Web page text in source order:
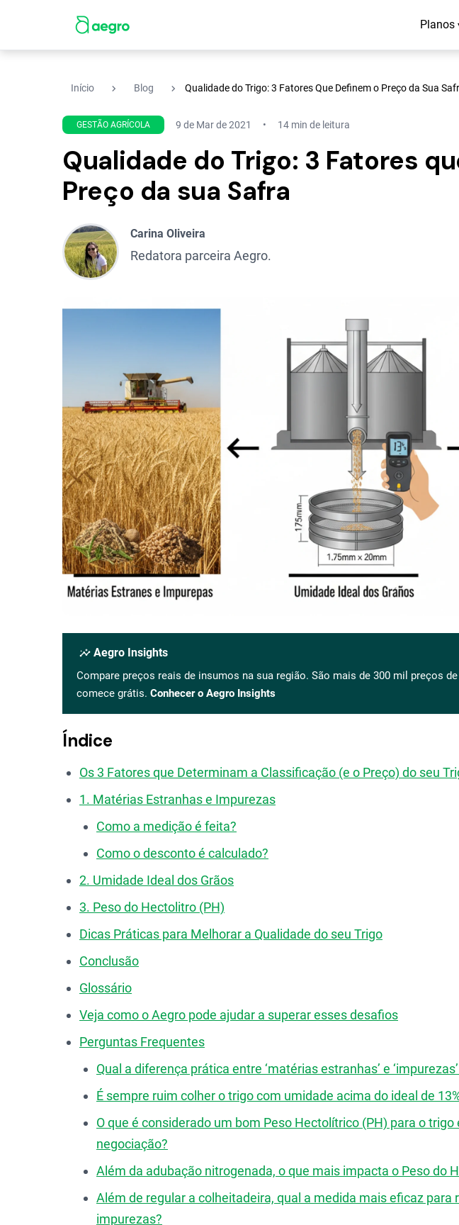
Planos
Início navigate_next Blog navigate_next Qualidade do Trigo: 3 Fatores Que Definem o Preço da Sua
GESTÃO AGRÍCOLA 9 de Mar de 2021 14 min de leitura
Qualidade do Trigo: 3 Fatores
Preço da sua Safra
Carina Oliveira
Redatora parceira Aegro.
insights Aegro Insights
Compare preços reais de insumos na sua região. São mais de 300 mil preços
comece grátis. Conhecer o Aegro Insights
Índice
Os 3 Fatores que Determinam a Classificação (e o Preço) do seu
1. Matérias Estranhas e Impurezas
Como a medição é feita?
Como o desconto é calculado?
2. Umidade Ideal dos Grãos
3. Peso do Hectolitro (PH)
Dicas Práticas para Melhorar a Qualidade do seu Trigo
Conclusão
Glossário
Veja como o Aegro pode ajudar a superar esses desafios
Perguntas Frequentes
Qual a diferença prática entre ‘matérias estranhas’ e
É sempre ruim colher o trigo com umidade acima do ideal de
O que é considerado um bom Peso Hectolítrico (PH) para o
negociação?
Além da adubação nitrogenada, o que mais impacta o Peso do
Além de regular a colheitadeira, qual a medida mais eficaz para
impurezas?